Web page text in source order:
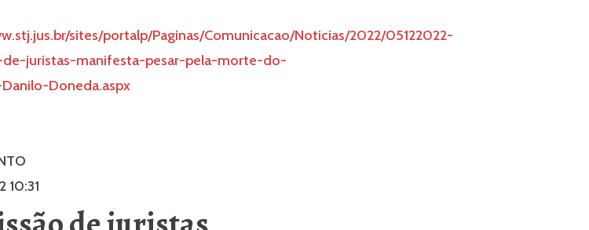
sites/portalp/Paginas/Comunicacao/Noticias/2022/05122022-
de-juristas-manifesta-pesar-pela-morte-do-
Doneda.aspx
10:31